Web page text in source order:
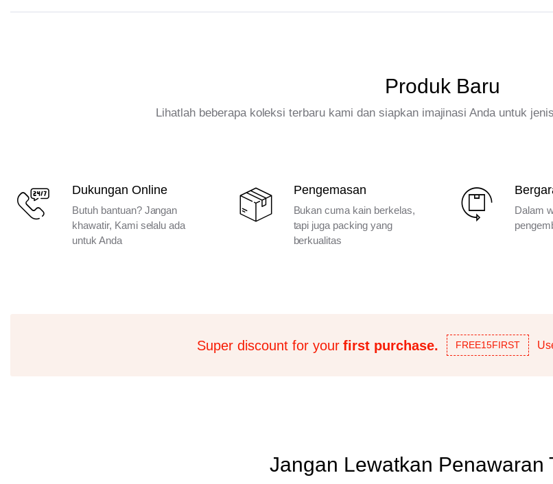
Produk Baru
Lihatlah beberapa koleksi terbaru kami dan siapkan imajinasi Anda untuk
Dukungan Online
Butuh bantuan? Jangan
khawatir, Kami selalu ada
untuk Anda
Pengemasan
Bukan cuma kain berkelas,
tapi juga packing yang
berkualitas
Dalam
Super discount for yourfirst purchase. FREE15FIRST
Jangan Lewatkan Penawaran